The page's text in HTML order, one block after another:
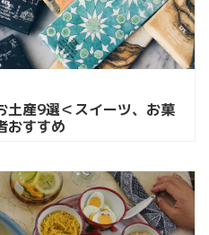
土産9選＜スイーツ、お菓
おすすめ